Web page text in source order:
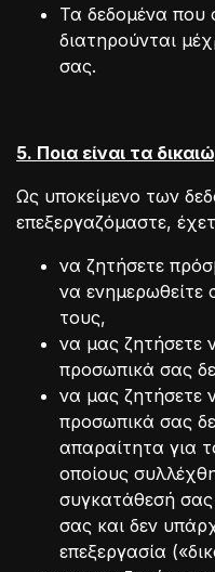
Τα δεδομένα που
διατηρούνται
σας.
5. Ποια είναι τα
Ως υποκείμενο των
επεξεργαζόμαστε,
να ζητήσετε
να ενημερωθείτε
τους,
να μας ζητήσετε
προσωπικά σας
να μας ζητήσετε
προσωπικά σας
απαραίτητα για
οποίους
συγκατάθεσή σας
σας και δεν
επεξεργασία